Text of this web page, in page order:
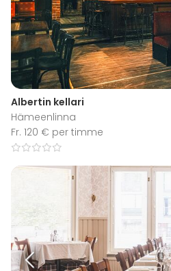
Albertin kellari
Hämeenlinna
Fr. 120 € per timme